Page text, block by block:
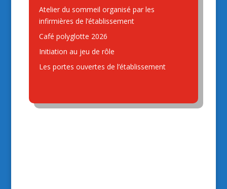
Atelier du sommeil organisé par les
infirmières de l’établissement
Café polyglotte 2026
Initiation au jeu de rôle
Les portes ouvertes de l’établissement